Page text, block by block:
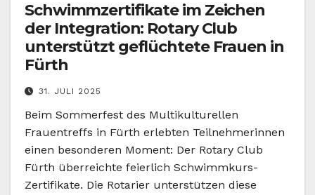
Schwimmzertifikate im Zeichen
der Integration: Rotary Club
unterstützt geflüchtete Frauen in
Fürth
31. JULI 2025
Beim Sommerfest des Multikulturellen
Frauentreffs in Fürth erlebten Teilnehmerinnen
einen besonderen Moment: Der Rotary Club
Fürth überreichte feierlich Schwimmkurs-
Zertifikate. Die Rotarier unterstützen diese